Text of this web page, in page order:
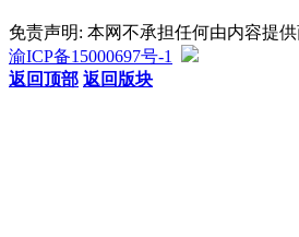
免责声明: 本网不承担任何由内容提
渝ICP备15000697号-1
返回顶部 返回版块